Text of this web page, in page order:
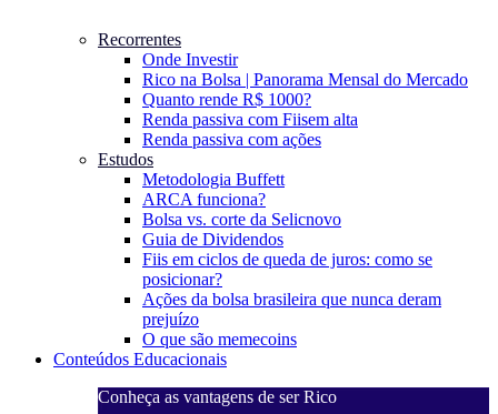
Recorrentes
Onde Investir
Rico na Bolsa | Panorama Mensal do Mercado
Quanto rende R$ 1000?
Renda passiva com Fiisem alta
Renda passiva com ações
Estudos
Metodologia Buffett
ARCA funciona?
Bolsa vs. corte da Selicnovo
Guia de Dividendos
Fiis em ciclos de queda de juros: como se
posicionar?
Ações da bolsa brasileira que nunca deram
prejuízo
O que são memecoins
Conteúdos Educacionais
Conheça as vantagens de ser Rico